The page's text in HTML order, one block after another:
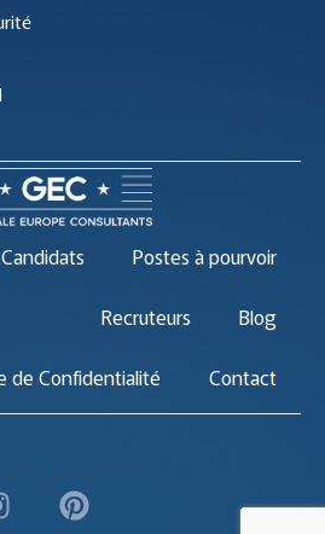
Candidats Postes à pourvoir
Recruteurs Blog
de Confidentialité Contact